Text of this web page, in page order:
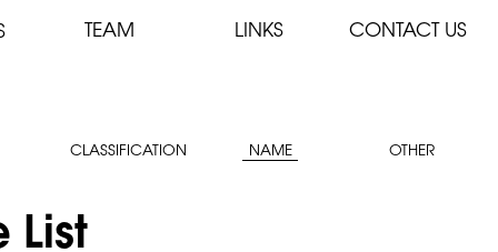
TEAM LINKS CONTACT US
CLASSIFICATION NAME OTHER